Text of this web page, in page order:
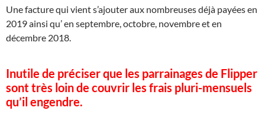
Une facture qui vient s’ajouter aux nombreuses déjà payées en
2019 ainsi qu’ en septembre, octobre, novembre et en
décembre 2018.
Inutile de préciser que les parrainages de Flipper
sont très loin de couvrir les frais pluri-mensuels
qu’il engendre.